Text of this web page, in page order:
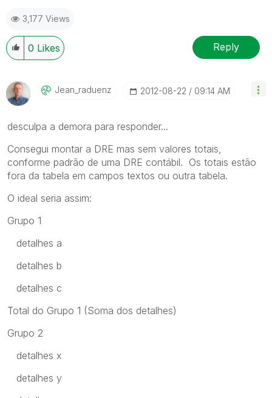
Youtube.com/bideaz  Instagram.com/bideaz.in
"Nada é tão inútil quanto fazer eficientemente o que
não deveria ser feito." (Peter Drucker)
3,177 Views
0 Likes Reply
Jean_raduenz ‎2012-08-22 09:14 AM
desculpa a demora para responder...
Consegui montar a DRE mas sem valores totais,
conforme padrão de uma DRE contábil. Os totais estão
fora da tabela em campos textos ou outra tabela.
O ideal seria assim:
Grupo 1
detalhes a
detalhes b
detalhes c
Total do Grupo 1 (Soma dos detalhes)
Grupo 2
detalhes x
detalhes y